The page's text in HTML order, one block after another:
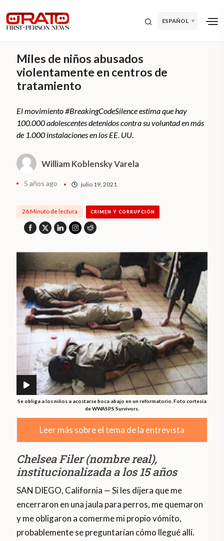
ESPAÑOL
Miles de niños abusados ​​
violentamente en centros de
tratamiento
El movimiento #BreakingCodeSilence estima que hay
100.000 adolescentes detenidos contra su voluntad en más
de 1.000 instalaciones en los EE. UU.
William Koblensky Varela
5 años ago julio 19, 2021
26 Minuto de lectura CRIMEN Y CORRUPCIÓN
Se obliga a los niños a acostarse boca abajo en un reformatorio. Foto cortesía
de WWASPS Survivors.
Leer más sobre el tema de la entrevista
Chelsea Filer (nombre real),
institucionalizada a los 15 años
SAN DIEGO, California — Si les dijera que me
encerraron en una jaula para perros, me quemaron
y me obligaron a comerme mi propio vómito,
probablemente se preguntarían cómo llegué allí.